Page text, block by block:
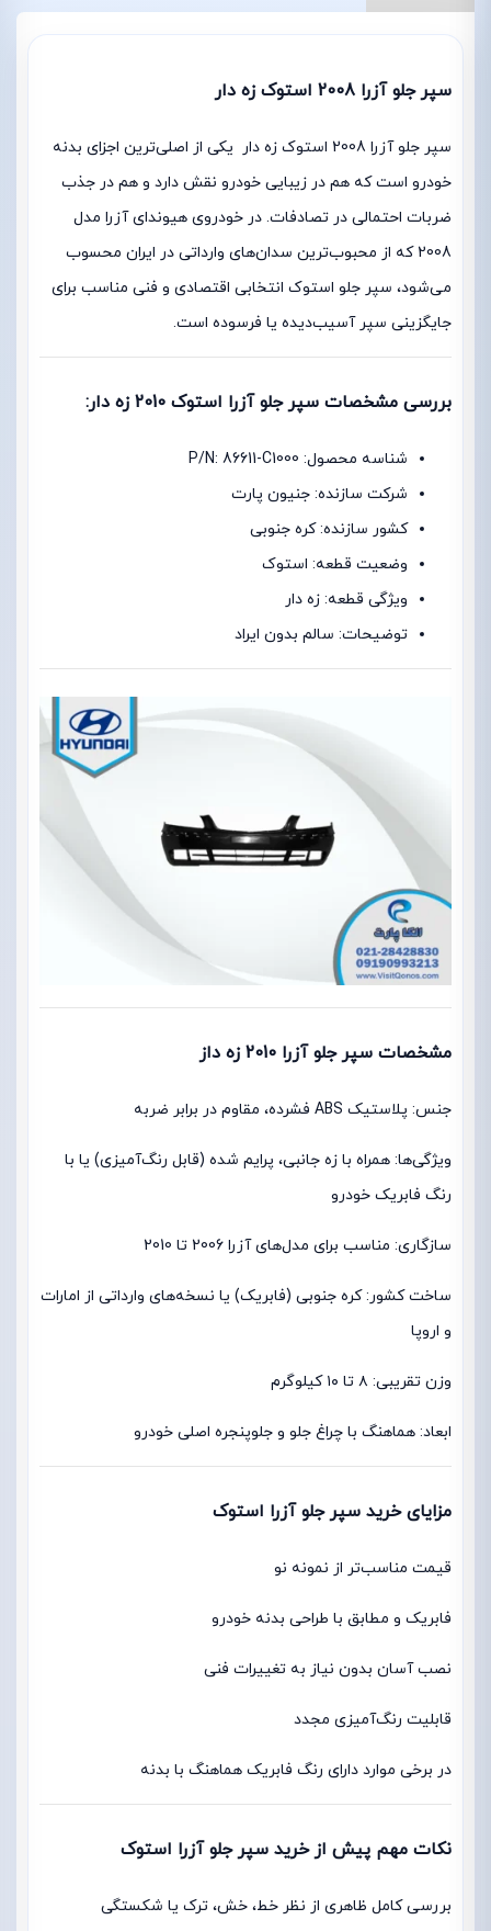
سپر جلو آزرا 2008 استوک زه دار
سپر جلو آزرا 2008 استوک زه دار یکی از اصلی‌ترین اجزای بدنه
خودرو است که هم در زیبایی خودرو نقش دارد و هم در جذب
ضربات احتمالی در تصادفات. در خودروی هیوندای آزرا مدل
2008 که از محبوب‌ترین سدان‌های وارداتی در ایران محسوب
می‌شود، سپر جلو استوک انتخابی اقتصادی و فنی مناسب برای
جایگزینی سپر آسیب‌دیده یا فرسوده است.
بررسی مشخصات سپر جلو آزرا استوک 2010 زه دار:
شناسه محصول: P/N: 86611-C1000
شرکت سازنده: جنیون پارت
کشور سازنده: کره جنوبی
وضعیت قطعه: استوک
ویژگی قطعه: زه دار
توضیحات: سالم بدون ایراد
مشخصات سپر جلو آزرا 2010 زه داز
جنس: پلاستیک ABS فشرده، مقاوم در برابر ضربه
ویژگی‌ها: همراه با زه جانبی، پرایم شده (قابل رنگ‌آمیزی) یا با
رنگ فابریک خودرو
سازگاری: مناسب برای مدل‌های آزرا 2006 تا 2010
ساخت کشور: کره جنوبی (فابریک) یا نسخه‌های وارداتی از امارات
و اروپا
وزن تقریبی: ۸ تا ۱۰ کیلوگرم
ابعاد: هماهنگ با چراغ جلو و جلوپنجره اصلی خودرو
مزایای خرید سپر جلو آزرا استوک
قیمت مناسب‌تر از نمونه نو
فابریک و مطابق با طراحی بدنه خودرو
نصب آسان بدون نیاز به تغییرات فنی
قابلیت رنگ‌آمیزی مجدد
در برخی موارد دارای رنگ فابریک هماهنگ با بدنه
نکات مهم پیش از خرید سپر جلو آزرا استوک
بررسی کامل ظاهری از نظر خط، خش، ترک یا شکستگی